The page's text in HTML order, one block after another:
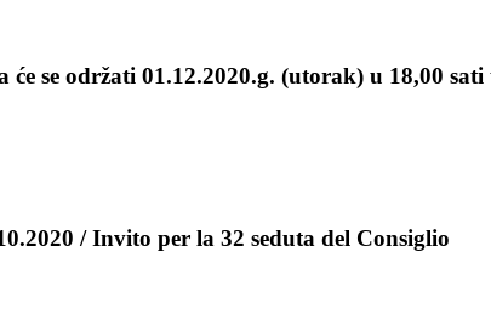
se održati 01.12.2020.g. (utorak) u 18,00
/ Invito per la 32 seduta del Consiglio